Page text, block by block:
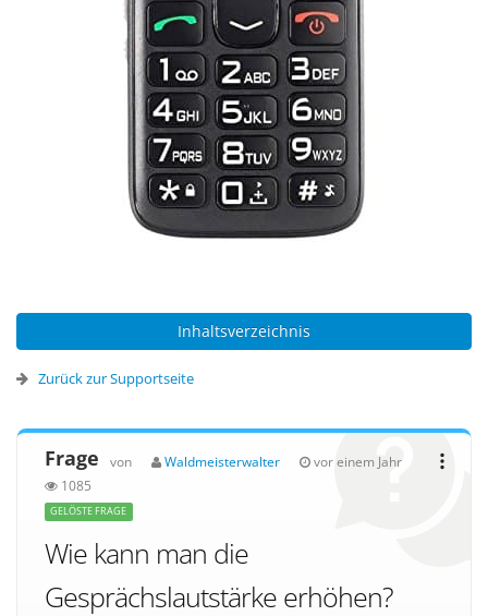
Inhaltsverzeichnis
Zurück zur Supportseite
Frage von Waldmeisterwalter
vor einem Jahr
1085
GELÖSTE FRAGE
Wie kann man die
Gesprächslautstärke erhöhen?